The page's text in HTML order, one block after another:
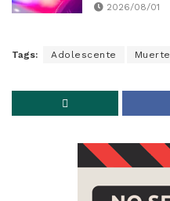
2026/08/01
Tags: Adolescente Muerte